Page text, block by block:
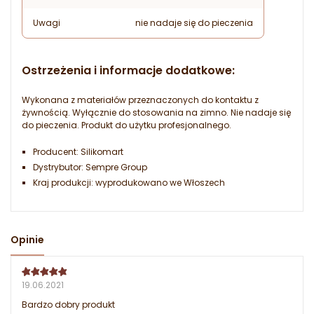
Uwagi nie nadaje się do pieczenia
Ostrzeżenia i informacje dodatkowe:
Wykonana z materiałów przeznaczonych do kontaktu z
żywnością. Wyłącznie do stosowania na zimno. Nie nadaje się
do pieczenia. Produkt do użytku profesjonalnego.
Producent: Silikomart
Dystrybutor: Sempre Group
Kraj produkcji: wyprodukowano we Włoszech
Opinie
19.06.2021
Bardzo dobry produkt